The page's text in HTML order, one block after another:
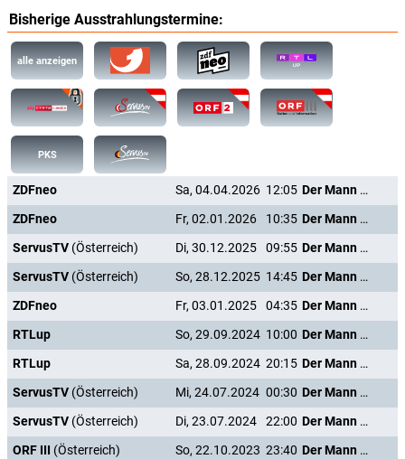
Bisherige Ausstrahlungstermine:
alle anzeigen
PKS
ZDFneo Sa, 04.04.2026 12:05
Der Mann mit dem Glasauge
ZDFneo
Fr, 02.01.2026 10:35
Der Mann mit dem Glasauge
ServusTV (Österreich) Di, 30.12.2025 09:55
Der Mann mit dem Glasauge
ServusTV (Österreich) So, 28.12.2025 14:45
Der Mann mit dem Glasauge
ZDFneo
Fr, 03.01.2025 04:35
Der Mann mit dem Glasauge
RTLup
So, 29.09.2024 10:00
Der Mann mit dem Glasauge
RTLup
Sa, 28.09.2024 20:15
Der Mann mit dem Glasauge
ServusTV (Österreich) Mi, 24.07.2024 00:30
Der Mann mit dem Glasauge
ServusTV (Österreich) Di, 23.07.2024 22:00
Der Mann mit dem Glasauge
ORF III (Österreich) So, 22.10.2023 23:40
Der Mann mit dem Glasauge